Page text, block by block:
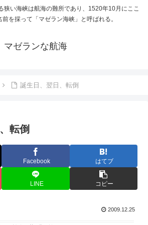
狭い海峡は航海の難所であり、1520年10月にここ
を採って「マゼラン海峡」と呼ばれる。
マゼランな航海
誕生日、翌日、転倒
転倒
Facebook はてブ
LINE コピー
2009.12.25